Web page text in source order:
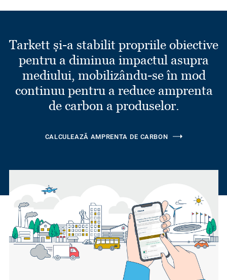
Tarkett și-a stabilit propriile obiective
pentru a diminua impactul asupra
mediului, mobilizându-se în mod
continuu pentru a reduce amprenta
de carbon a produselor.
CALCULEAZĂ AMPRENTA DE CARBON